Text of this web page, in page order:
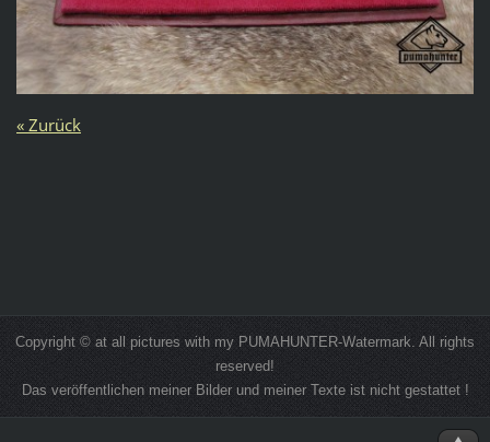
« Zurück
Copyright © at all pictures with my PUMAHUNTER-Watermark. All rights
reserved!
Das veröffentlichen meiner Bilder und meiner Texte ist nicht gestattet !